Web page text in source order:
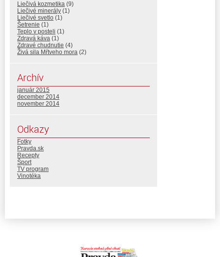
Liečivá kozmetika (9)
Liečivé minerály (1)
Liečivé svetlo (1)
Šetrenie (1)
Teplo v posteli (1)
Zdravá káva (1)
Zdravé chudnutie (4)
Živá sila Mŕtveho mora (2)
Archív
január 2015
december 2014
november 2014
Odkazy
Fotky
Pravda.sk
Recepty
Šport
TV program
Vinotéka